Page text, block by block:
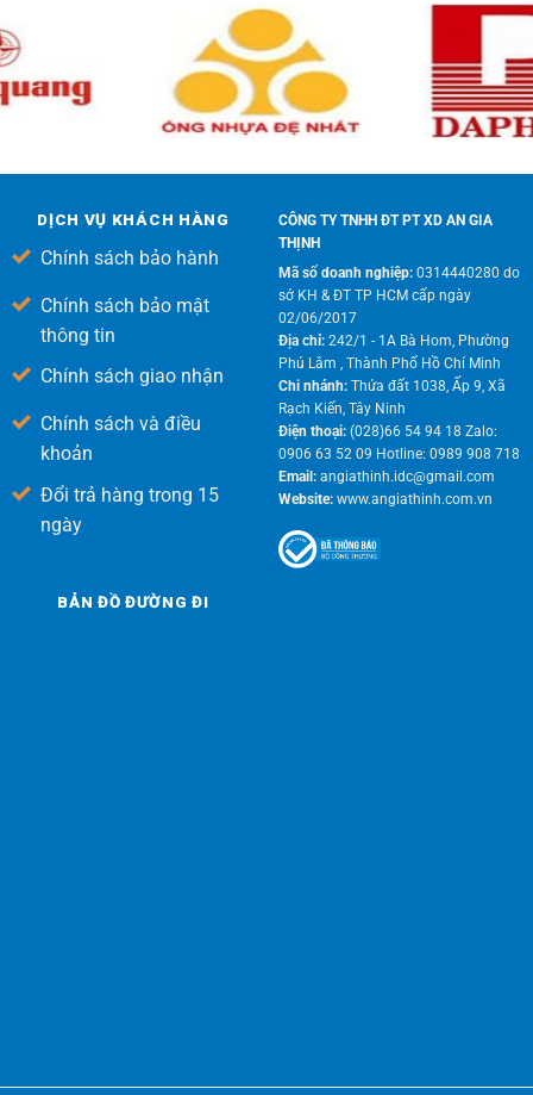
DỊCH VỤ KHÁCH HÀNG
Chính sách bảo hành
Chính sách bảo mật
thông tin
Chính sách giao nhận
Chính sách và điều
khoản
Đổi trả hàng trong 15
ngày
CÔNG TY TNHH ĐT PT XD AN GIA
THỊNH
Mã số doanh nghiệp:0314440280 do
sở KH & ĐT TP HCM cấp ngày
02/06/2017
Địa chỉ:242/1 - 1A Bà Hom, Phường
Phú Lâm , Thành Phố Hồ Chí Minh
Chi nhánh: Thửa đất 1038, Ấp 9, Xã
Rạch Kiến, Tây Ninh
Điện thoại:(028)66 54 94 18 Zalo:
0906 63 52 09 Hotline: 0989 908 718
Email:angiathinh.idc@gmail.com
Website:www.angiathinh.com.vn
BẢN ĐỒ ĐƯỜNG ĐI